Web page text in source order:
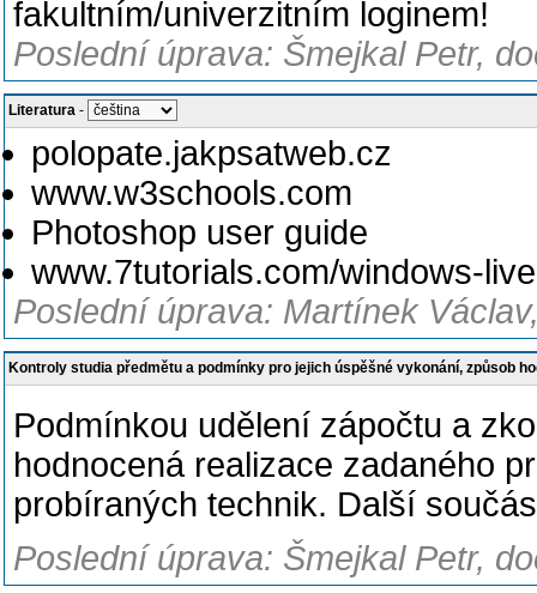
fakultním/univerzitním loginem!
Poslední úprava: Šmejkal Petr,
Literatura -
polopate.jakpsatweb.cz
www.w3schools.com
Photoshop user guide
www.7tutorials.com/windows-
Poslední úprava: Martínek
Kontroly studia předmětu a podmínky pro jejich úspěšné vykonání, způsob
Podmínkou udělení zápočtu a
hodnocená realizace zadaného
probíraných technik. Další
Poslední úprava: Šmejkal Petr,